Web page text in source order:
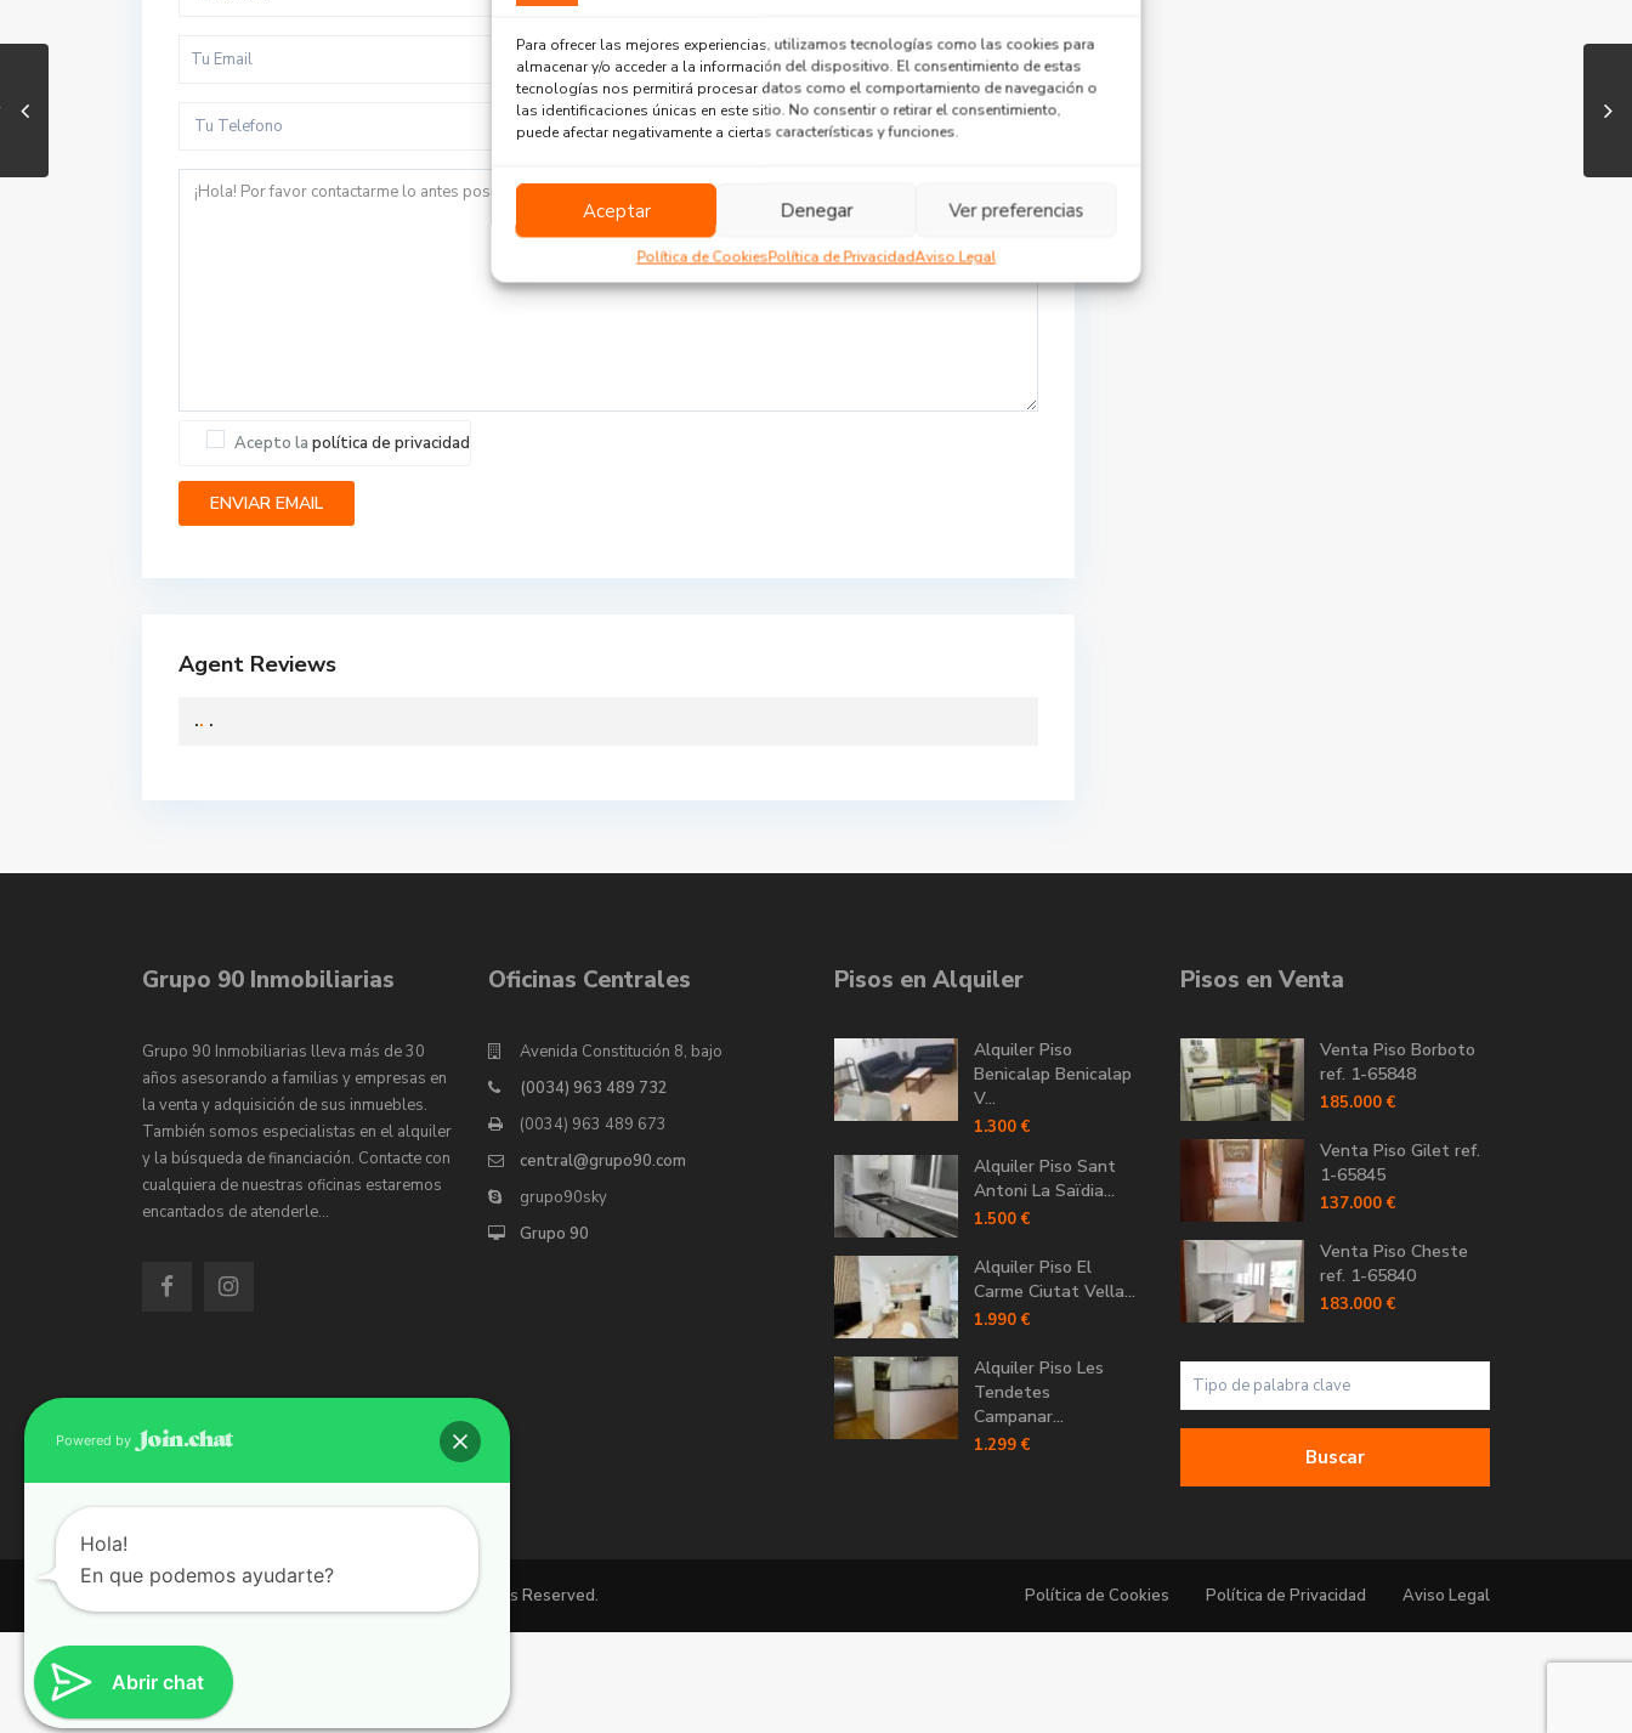
Para ofrecer las mejores experiencias, utilizamos tecnologías como las cookies para
almacenar y/o acceder a la información del dispositivo. El consentimiento de estas
tecnologías nos permitirá procesar datos como el comportamiento de navegación o
las identificaciones únicas en este sitio. No consentir o retirar el consentimiento,
puede afectar negativamente a ciertas características y funciones.
Aceptar Denegar Ver preferencias
Política de CookiesPolítica de PrivacidadAviso Legal
Acepto la política de privacidad
Agent Reviews
.. .
Grupo 90 Inmobiliarias
Grupo 90 Inmobiliarias lleva más de 30
años asesorando a familias y empresas en
la venta y adquisición de sus inmuebles.
También somos especialistas en el alquiler
y la búsqueda de financiación. Contacte con
cualquiera de nuestras oficinas estaremos
encantados de atenderle…
Oficinas Centrales
Avenida Constitución 8, bajo
(0034) 963 489 732
(0034) 963 489 673
central@grupo90.com
grupo90sky
Grupo 90
Pisos en Alquiler
Alquiler Piso
Benicalap Benicalap
V...
1.300 €
Alquiler Piso Sant
Antoni La Saïdia...
1.500 €
Alquiler Piso El
Carme Ciutat Vella...
1.990 €
Alquiler Piso Les
Tendetes
Campanar...
1.299 €
Pisos en Venta
Venta Piso Borboto
ref. 1-65848
185.000 €
Venta Piso Gilet ref.
1-65845
137.000 €
Venta Piso Cheste
ref. 1-65840
183.000 €
Buscar
Copyright 2026 | Grupo 90 inmobiliarias. All Rights Reserved. Política de Cookies Política de Privacidad Aviso Legal
Abrir chat
Powered by
Hola!
En que podemos ayudarte?